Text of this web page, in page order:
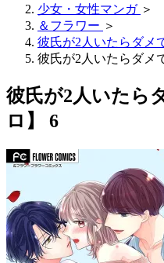
少女・女性マンガ ＞
＆フラワー ＞
彼氏が2人いたらダメ
彼氏が2人いたらダメ
彼氏が2人いたら
ロ】 6